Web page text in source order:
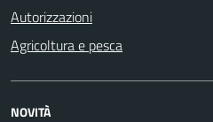
Autorizzazioni
Agricoltura e pesca
NOVITÀ